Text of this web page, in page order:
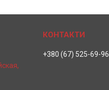
+380 (67) 525-69-96